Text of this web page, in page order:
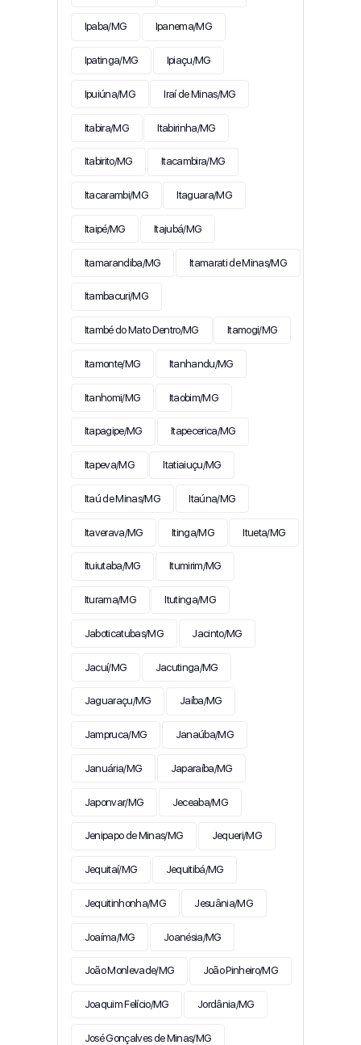
Ipaba/MG Ipanema/MG
Ipatinga/MG Ipiaçu/MG
Ipuiúna/MG Iraí de Minas/MG
Itabira/MG Itabirinha/MG
Itabirito/MG Itacambira/MG
Itacarambi/MG Itaguara/MG
Itaipé/MG Itajubá/MG
Itamarandiba/MG Itamarati de Minas/MG
Itambacuri/MG
Itambé do Mato Dentro/MG Itamogi/MG
Itamonte/MG Itanhandu/MG
Itanhomi/MG Itaobim/MG
Itapagipe/MG Itapecerica/MG
Itapeva/MG Itatiaiuçu/MG
Itaú de Minas/MG Itaúna/MG
Itaverava/MG Itinga/MG Itueta/MG
Ituiutaba/MG Itumirim/MG
Iturama/MG Itutinga/MG
Jaboticatubas/MG Jacinto/MG
Jacuí/MG Jacutinga/MG
Jaguaraçu/MG Jaíba/MG
Jampruca/MG Janaúba/MG
Januária/MG Japaraíba/MG
Japonvar/MG Jeceaba/MG
Jenipapo de Minas/MG Jequeri/MG
Jequitaí/MG Jequitibá/MG
Jequitinhonha/MG Jesuânia/MG
Joaíma/MG Joanésia/MG
João Monlevade/MG João Pinheiro/MG
Joaquim Felício/MG Jordânia/MG
José Gonçalves de Minas/MG